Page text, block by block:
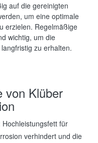
auf die gereinigten
um eine optimale
erzielen. Regelmäßige
wichtig, um die
zu erhalten.
von Klüber
für
verhindert und die